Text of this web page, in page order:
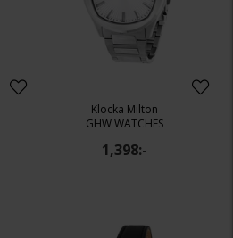
Klocka Milton
GHW WATCHES
1,398:-